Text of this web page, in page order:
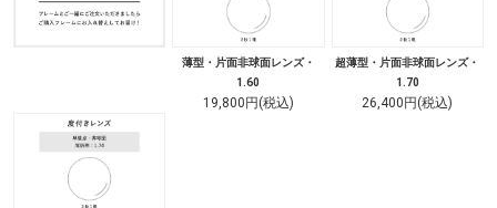
薄型・片面非球面レンズ・
1.60
19,800円(税込)
超薄型・片面非球面レンズ・
1.70
26,400円(税込)